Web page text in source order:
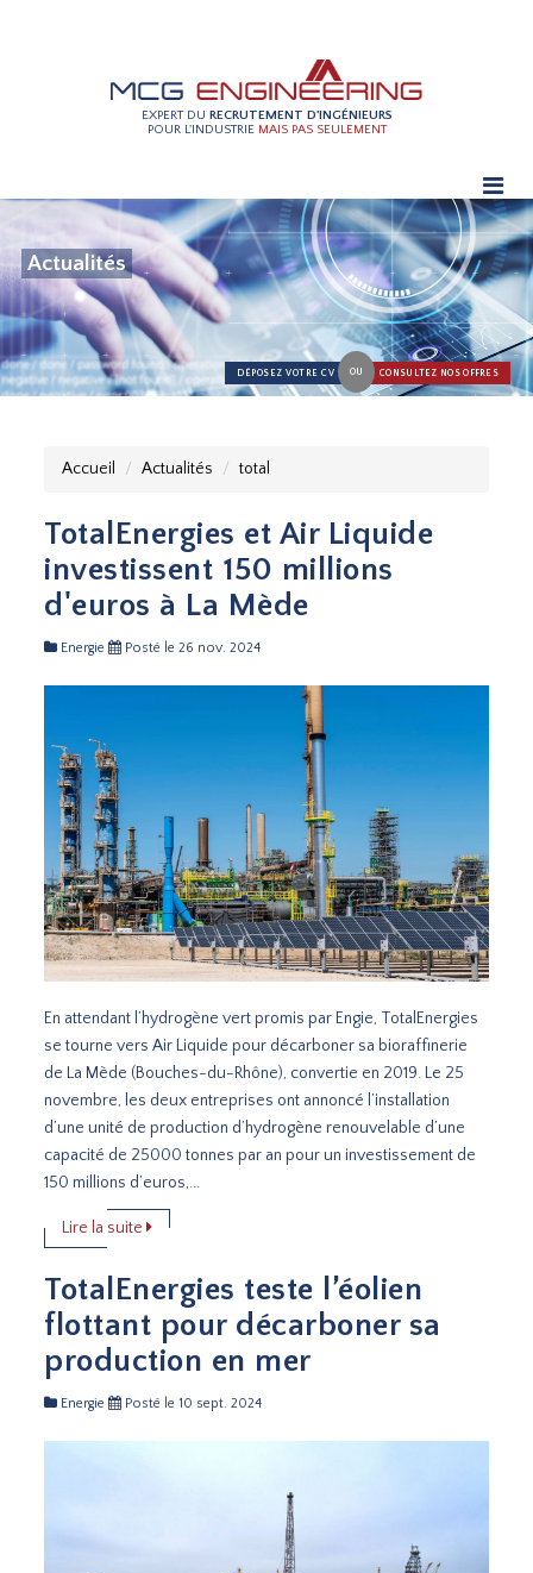
EXPERT DU RECRUTEMENT D'INGÉNIEURS
POUR L'INDUSTRIE MAIS PAS SEULEMENT
Actualités
DÉPOSEZ VOTRE CV OU CONSULTEZ NOS OFFRES
Accueil Actualités total
TotalEnergies et Air Liquide
investissent 150 millions
d'euros à La Mède
Energie Posté le 26 nov. 2024
En attendant l’hydrogène vert promis par Engie, TotalEnergies
se tourne vers Air Liquide pour décarboner sa bioraffinerie
de La Mède (Bouches-du-Rhône), convertie en 2019. Le 25
novembre, les deux entreprises ont annoncé l’installation
d’une unité de production d’hydrogène renouvelable d’une
capacité de 25000 tonnes par an pour un investissement de
150 millions d’euros,...
Lire la suite
TotalEnergies teste l’éolien
flottant pour décarboner sa
production en mer
Energie Posté le 10 sept. 2024